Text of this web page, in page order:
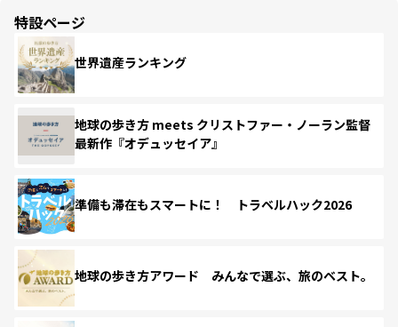
特設ページ
世界遺産ランキング
地球の歩き方 meets クリストファー・ノーラン監督
最新作『オデュッセイア』
準備も滞在もスマートに！ トラベルハック2026
地球の歩き方アワード みんなで選ぶ、旅のベスト。